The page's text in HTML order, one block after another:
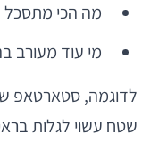
מה הכי מתסכל
מי עוד מעורב
שטח עשוי לגלות